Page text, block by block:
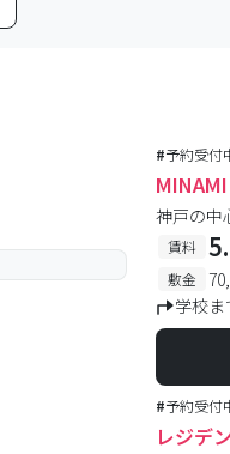
#予約受付
神戸の中
賃料
敷金
学校ま
#予約受付
レジデ